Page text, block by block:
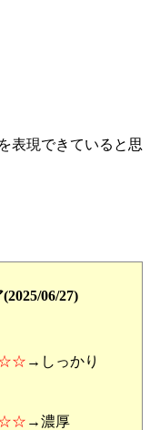
表現できていると思
06/27)
→しっかり
→濃厚